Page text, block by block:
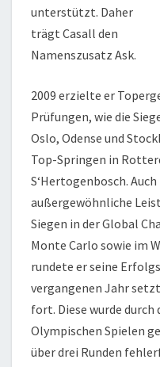
unterstützt. Daher
trägt Casall den
Namenszusatz Ask.
2009 erzielte er
Prüfungen, wie die
Oslo, Odense und
Top-Springen in
S‘Hertogenbosch.
außergewöhnliche
Siegen in der Global
Monte Carlo sowie im
rundete er seine
vergangenen Jahr
fort. Diese wurde durch
Olympischen Spielen
über drei Runden